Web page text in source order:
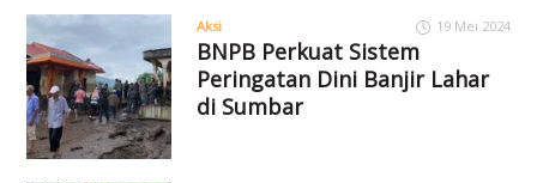
Aksi 19 Mei 2024
BNPB Perkuat Sistem
Peringatan Dini Banjir Lahar
di Sumbar